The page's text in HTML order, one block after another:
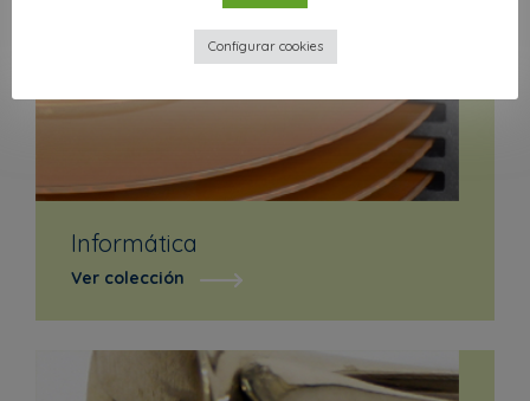
Informática
Ver colección
Configurar cookies